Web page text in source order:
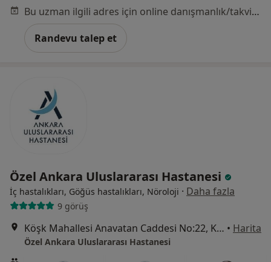
Bu uzman ilgili adres için online danışmanlık/takvim sunmuyor.
Randevu talep et
Özel Ankara Uluslararası Hastanesi
İç hastalıkları, Göğüs hastalıkları, Nöroloji · Daha fazla
9 görüş
Köşk Mahallesi Anavatan Caddesi No:22, Keçiören • Harita
Özel Ankara Uluslararası Hastanesi